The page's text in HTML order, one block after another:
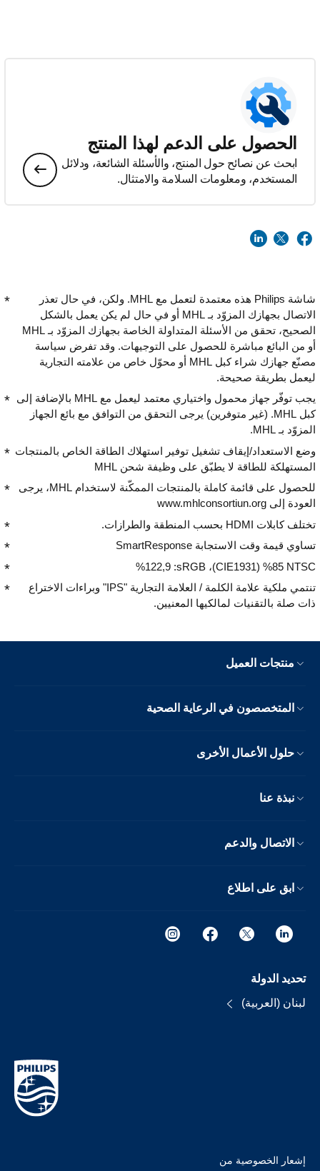
الحصول على الدعم لهذا المنتج
ابحث عن نصائح حول المنتج، والأسئلة الشائعة، ودلائل
المستخدم، ومعلومات السلامة والامتثال.
شاشة Philips هذه معتمدة لتعمل مع MHL. ولكن، في حال تعذر
الاتصال بجهازك المزوّد بـ MHL أو في حال لم يكن يعمل بالشكل
الصحيح، تحقق من الأسئلة المتداولة الخاصة بجهازك المزوّد بـ MHL
أو من البائع مباشرة للحصول على التوجيهات. وقد تفرض سياسة
مصنّع جهازك شراء كبل MHL أو محوّل خاص من علامته التجارية
ليعمل بطريقة صحيحة.
يجب توفّر جهاز محمول واختياري معتمد ليعمل مع MHL بالإضافة إلى
كبل MHL. (غير متوفرين) يرجى التحقق من التوافق مع بائع الجهاز
المزوّد بـ MHL.
وضع الاستعداد/إيقاف تشغيل توفير استهلاك الطاقة الخاص بالمنتجات
المستهلكة للطاقة لا يطبّق على وظيفة شحن MHL
للحصول على قائمة كاملة بالمنتجات الممكّنة لاستخدام MHL، يرجى
العودة إلى www.mhlconsortiun.org
تختلف كابلات HDMI بحسب المنطقة والطرازات.
تساوي قيمة وقت الاستجابة SmartResponse
NTSC‏ 85‏% (CIE1931)‏، sRGB‏: 122,9‏%
تنتمي ملكية علامة الكلمة / العلامة التجارية "IPS" وبراءات الاختراع
ذات صلة بالتقنيات لمالكيها المعنيين.
منتجات العميل
المتخصصون في الرعاية الصحية
حلول الأعمال الأخرى
نبذة عنا
الاتصال والدعم
ابق على اطلاع
تحديد الدولة
لبنان (العربية)
إشعار الخصوصية من